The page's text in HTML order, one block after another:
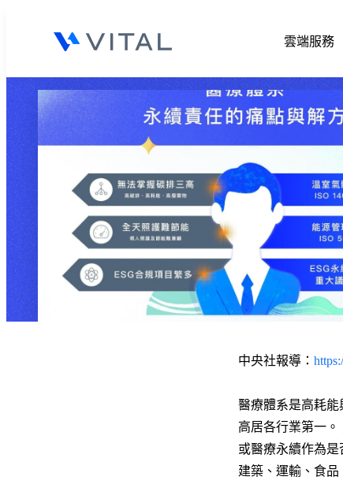
雲端服務
中央社報導：
醫療體系是高耗能
高居各行業第一
或醫療永續作為
建築、運輸、食